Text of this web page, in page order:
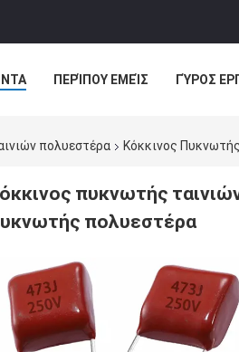
ΠΕΡΊΠΟΥ ΕΜΕΊΣ ΓΎΡΟΣ
πολυεστέρα Κόκκινος
πυκνωτής
πολυεστέρα